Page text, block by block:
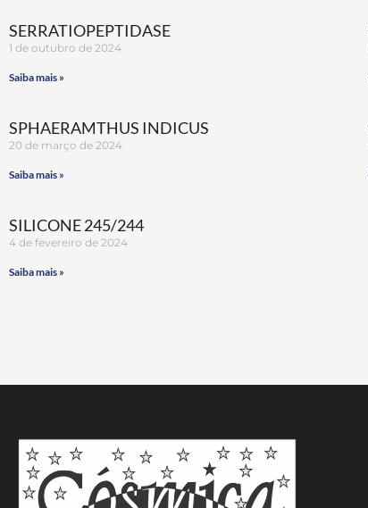
SERRATIOPEPTIDASE
1 de outubro de 2024
Saiba mais »
SPHAERAMTHUS INDICUS
20 de março de 2024
Saiba mais »
SILICONE 245/244
4 de fevereiro de 2024
Saiba mais »